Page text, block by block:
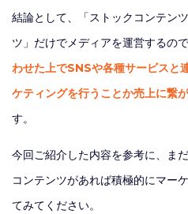
結論として、「ストックコンテン
ツ」だけでメディアを運営するので
わせた上でSNSや各種サービスと
ケティングを行うことか売上に繋
す。
今回ご紹介した内容を参考に、ま
コンテンツがあれば積極的にマー
てみてください。